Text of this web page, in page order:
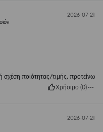
2026-07-21
σχέση ποιότητας/τιμής. προτείνω
Χρήσιμο (0)
2026-07-21